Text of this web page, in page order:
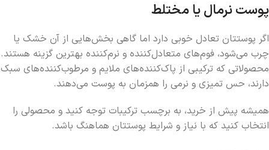
پوست نرمال یا مختلط
اگر پوستتان تعادل خوبی دارد اما گاهی بخش‌هایی از آن خشک یا
چرب می‌شود، فوم‌های متعادل‌کننده و نرم‌کننده بهترین گزینه هستند.
محصولاتی که ترکیبی از پاک‌کننده‌های ملایم و مرطوب‌کننده‌های سبک
دارند، حس تمیزی و نرمی را همزمان به پوست می‌دهند.
همیشه پیش از خرید، به برچسب ترکیبات توجه کنید و محصولی را
انتخاب کنید که با نیاز و شرایط پوستتان هماهنگ باشد.